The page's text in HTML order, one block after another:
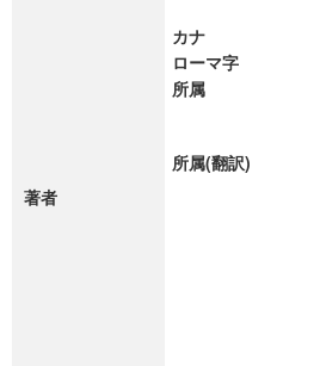
著者
カナ
ローマ字
所属
所属(翻訳)